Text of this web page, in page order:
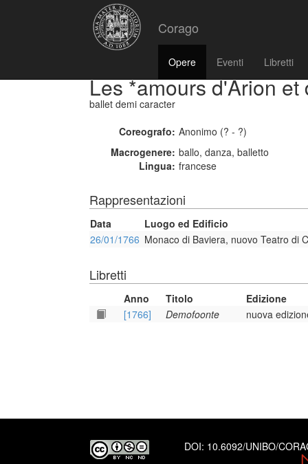
Corago
Opere Eventi Libretti
Les *amours d'Arion et
ballet demi caracter
Coreografo: Anonimo (? - ?)
Macrogenere: ballo, danza, balletto
Lingua: francese
Rappresentazioni
Data
Luogo ed Edificio
26/01/1766 Monaco di Baviera, nuovo Teatro di
Libretti
Anno Titolo
Edizione
[1766]
Demofoonte nuova
DOI: 10.6092/UNIBO/